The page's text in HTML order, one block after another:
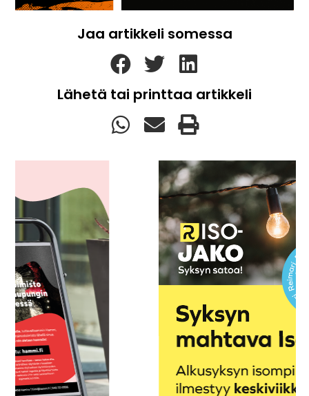
Jaa artikkeli somessa
Lähetä tai printtaa artikkeli